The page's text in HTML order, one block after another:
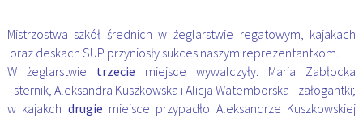
Mistrzostwa szkół średnich w żeglarstwie regatowym, kajakach
oraz deskach SUP przyniosły sukces naszym reprezentantkom.
W żeglarstwie trzecie miejsce wywalczyły: Maria Zabłocka
- sternik, Aleksandra Kuszkowska i Alicja Watemborska - załogantki;
w kajakch drugie miejsce przypadło Aleksandrze Kuszkowskiej